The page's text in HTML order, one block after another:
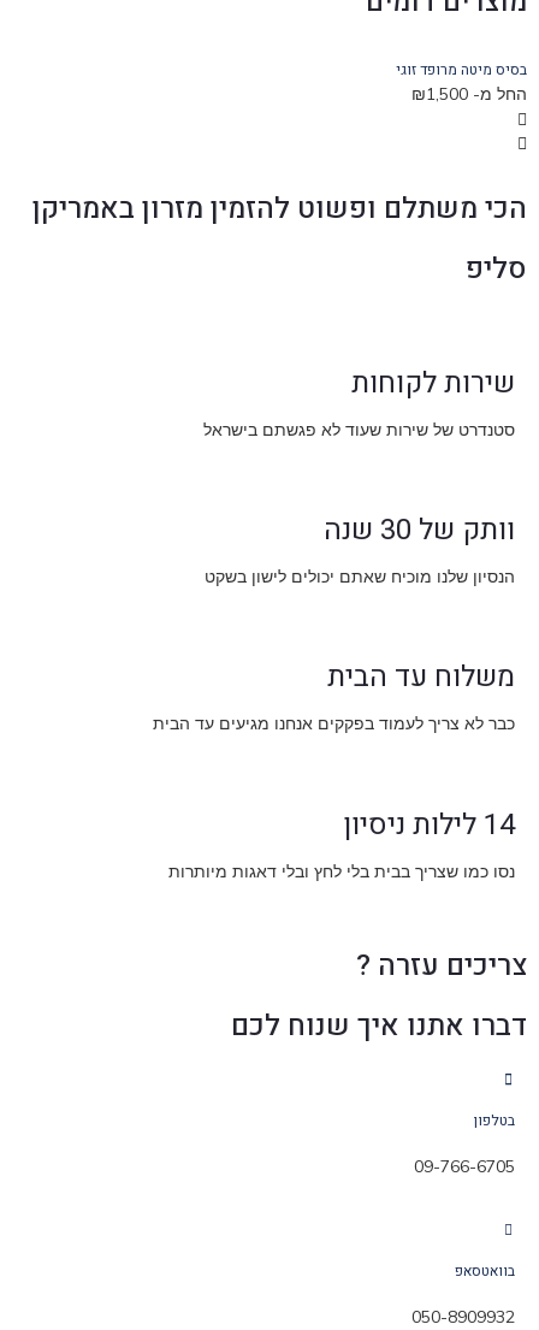
בסיס מיטה מרופד זוגי
החל מ-
₪1,500
הכי משתלם ופשוט להזמין מזרון באמריקן
סליפ
שירות לקוחות
סטנדרט של שירות שעוד לא פגשתם בישראל
וותק של 30 שנה
הנסיון שלנו מוכיח שאתם יכולים לישון בשקט
משלוח עד הבית
כבר לא צריך לעמוד בפקקים אנחנו מגיעים עד הבית
14 לילות ניסיון
נסו כמו שצריך בבית בלי לחץ ובלי דאגות מיותרות
צריכים עזרה ?
דברו אתנו איך שנוח לכם
בטלפון
09-766-6705
בוואטסאפ
050-8909932